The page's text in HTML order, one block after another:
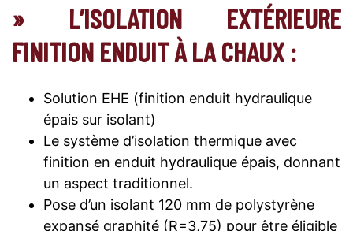
» L’ISOLATION EXTÉRIEURE
FINITION ENDUIT À LA CHAUX :
Solution EHE (finition enduit hydraulique
épais sur isolant)
Le système d’isolation thermique avec
finition en enduit hydraulique épais, donnant
un aspect traditionnel.
Pose d’un isolant 120 mm de polystyrène
expansé graphité (R=3,75) pour être éligible